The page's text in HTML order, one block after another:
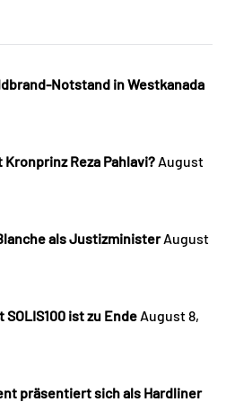
Notstand in Westkanada
Reza Pahlavi? August
als Justizminister August
ist zu Ende August 8,
präsentiert sich als Hardliner